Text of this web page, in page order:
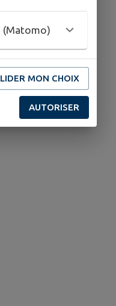
(Matomo)
MON CHOIX
AUTORISER